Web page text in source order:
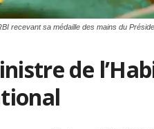
recevant sa médaille des mains du
de